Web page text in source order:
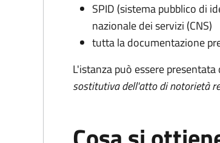
SPID (sistema pubblico di
nazionale dei servizi (CNS)
tutta la documentazione
L'istanza può essere
sostitutiva dell'atto di notorietà